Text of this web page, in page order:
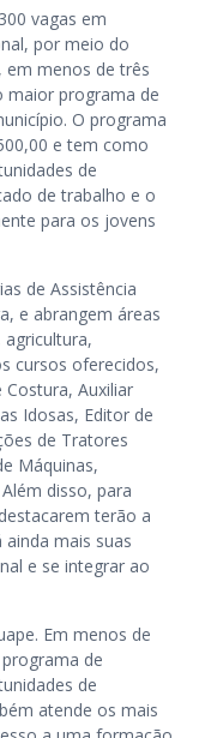
vagas em
por meio do
em menos de três
maior programa de
O programa
e tem como
de
de trabalho e o
para os jovens
de Assistência
e abrangem áreas
cursos oferecidos,
Auxiliar
Idosas, Editor de
de Tratores
Máquinas,
disso, para
terão a
mais suas
e se integrar ao
Em menos de
de
de
atende os mais